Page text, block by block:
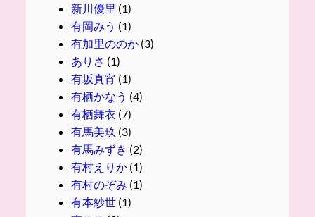
新川優里 (1)
有岡みう (1)
有加里ののか(3)
ありさ (1)
有坂真宵 (1)
有栖かなう (4)
有栖舞衣 (7)
有馬美玖 (3)
有馬みずき (2)
有村えりか(1)
有村のぞみ (1)
有本紗世(1)